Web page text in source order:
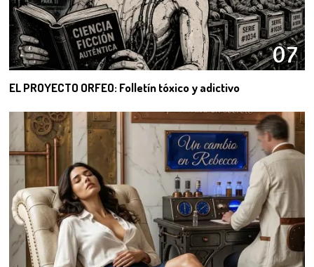
07
EL PROYECTO ORFEO: Folletín tóxico y adictivo